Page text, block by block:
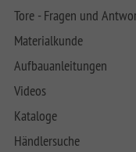
Tore - Fragen und
Materialkunde
Aufbauanleitungen
Videos
Kataloge
Händlersuche